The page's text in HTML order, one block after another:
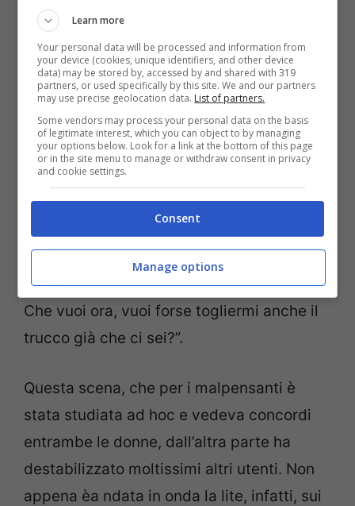
Tina Cipollari, nel frattempo corsa dietro le
quinte, ha assistito alla scena quasi colpita
da unleggero senso di colpa. Raggiunta la
rivale, le ha detto: “Ma che ti sei fatta, una
doccia? Ma dove te ne vai conciata così?
Sembri appena uscita da una spa!”.
Gemma a quel punto le ha risposto: “Mi hai
buttato una betoniera di acqua addosso.
Che vuoi ora, vuoi forse togliermi anche il
trucco già che ci sei?”.
Questa scena, che per i malpensanti è
stata studiata ad hoc e vedeva concordi
entrambe le donne, dall’altra parte ha
destabilizzato moltissimi altri utenti. Non
appena èa ndata in onda la lite, infatti, sui
Learn more
Your personal data will be processed and information from
your device (cookies, unique identifiers, and other device
data) may be stored by, accessed by and shared with 319
partners, or used specifically by this site. We and our partners
may use precise geolocation data. List of partners.
Some vendors may process your personal data on the basis
of legitimate interest, which you can object to by managing
your options below. Look for a link at the bottom of this page
or in the site menu to manage or withdraw consent in privacy
and cookie settings.
Consent
Manage options